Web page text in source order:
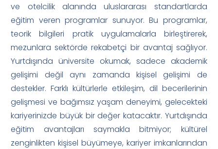
ve otelcilik alanında uluslararası standartlarda
eğitim veren programlar sunuyor. Bu programlar,
teorik bilgileri pratik uygulamalarla birleştirerek,
mezunlara sektörde rekabetçi bir avantaj sağlıyor.
Yurtdışında üniversite okumak, sadece akademik
gelişimi değil aynı zamanda kişisel gelişimi de
destekler. Farklı kültürlerle etkileşim, dil becerilerinin
gelişmesi ve bağımsız yaşam deneyimi, gelecekteki
kariyerinizde büyük bir değer katacaktır. Yurtdışında
eğitim avantajları saymakla bitmiyor; kültürel
zenginlikten kişisel büyümeye, kariyer imkanlarından